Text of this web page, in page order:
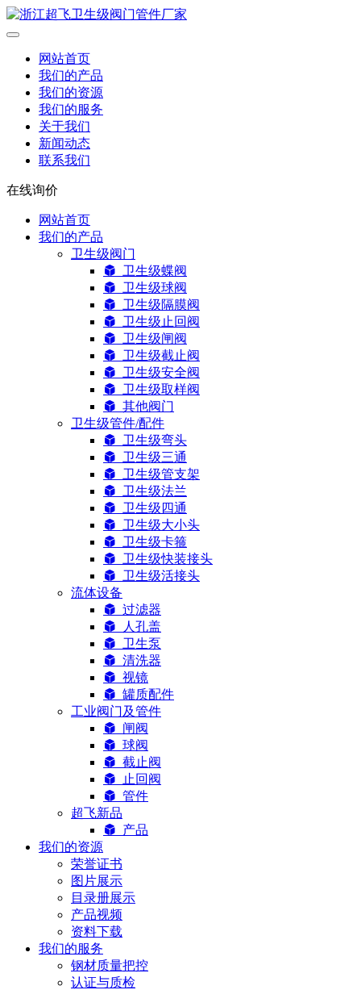
网站首页
我们的产品
我们的资源
我们的服务
关于我们
新闻动态
联系我们
在线询价
网站首页
我们的产品
卫生级阀门
卫生级蝶阀
卫生级球阀
卫生级隔膜阀
卫生级止回阀
卫生级闸阀
卫生级截止阀
卫生级安全阀
卫生级取样阀
其他阀门
卫生级管件/配件
卫生级弯头
卫生级三通
卫生级管支架
卫生级法兰
卫生级四通
卫生级大小头
卫生级卡箍
卫生级快装接头
卫生级活接头
流体设备
过滤器
人孔盖
卫生泵
清洗器
视镜
罐质配件
工业阀门及管件
闸阀
球阀
截止阀
止回阀
管件
超飞新品
产品
我们的资源
荣誉证书
图片展示
目录册展示
产品视频
资料下载
我们的服务
钢材质量把控
认证与质检